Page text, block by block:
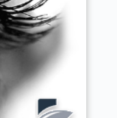
78830
78410
78980
78440
Bullion 78830